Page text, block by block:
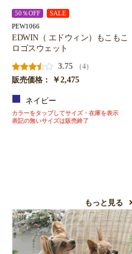
50％OFF SALE
PEW1066
EDWIN（ エドウィン）もこもこ
ロゴスウェット
3.75
（4）
販売価格：
￥2,475
ネイビー
カラーをタップしてサイズ・在庫を表示
表記の無いサイズは販売終了
もっと見る